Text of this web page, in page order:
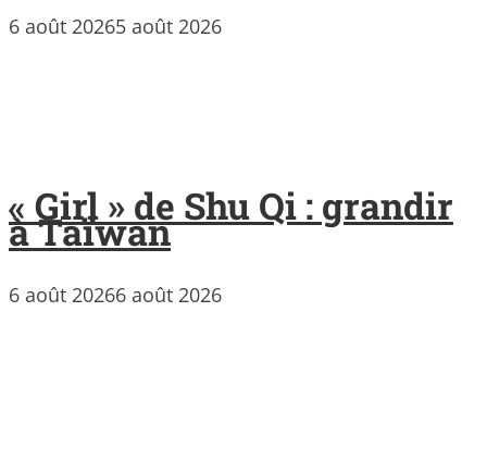
6 août 20265 août 2026
« Girl » de Shu Qi : grandir
à Taïwan
6 août 20266 août 2026